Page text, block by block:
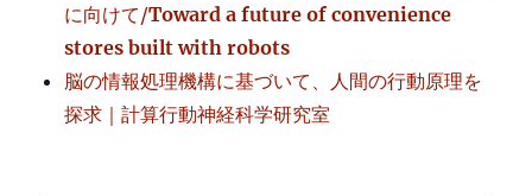
に向けて/Toward a future of convenience
stores built with robots
脳の情報処理機構に基づいて、人間の行動原理を
探求｜計算行動神経科学研究室